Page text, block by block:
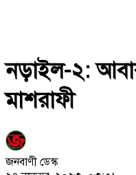
নড়াইল-২:
মাশরাফী
জনবাণী ডেস্ক